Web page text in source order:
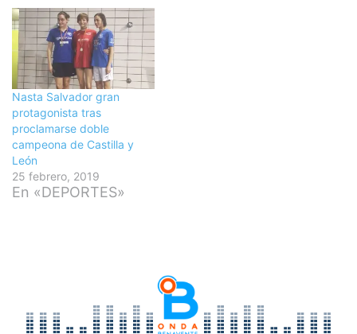
Nasta Salvador gran
protagonista tras
proclamarse doble
campeona de Castilla y
León
25 febrero, 2019
En «DEPORTES»